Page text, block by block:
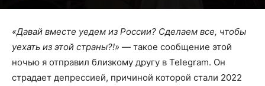
«Давай вместе уедем из России? Сделаем все, чтобы
уехать из этой страны?!» — такое сообщение этой
ночью я отправил близкому другу в Telegram. Он
страдает депрессией, причиной которой стали 2022